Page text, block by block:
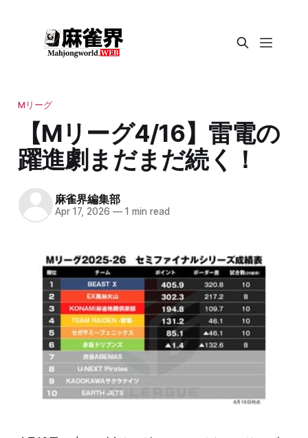
Mリーグ
【Mリーグ4/16】雷電の
躍進劇まだまだ続く！
麻雀界編集部
Apr 17, 2026 —1 min read